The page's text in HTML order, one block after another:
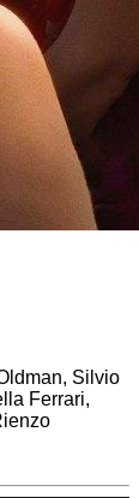
Silvio
Ferrari,